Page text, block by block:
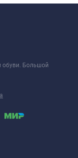
обуви. Большой